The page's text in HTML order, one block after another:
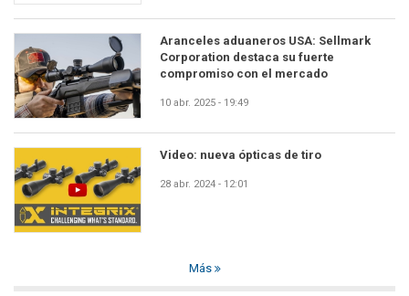
Aranceles aduaneros USA: Sellmark
Corporation destaca su fuerte
compromiso con el mercado
10 abr. 2025 - 19:49
Video: nueva ópticas de tiro
28 abr. 2024 - 12:01
Más